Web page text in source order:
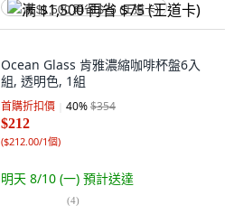
满 $1,500 再省 $75 (王道卡)
Ocean Glass 肯雅濃縮咖啡杯盤6入
組, 透明色, 1組
首購折扣價 40%$354
$212
($212.00/1個)
明天 8/10 (一) 預計送達
(4)